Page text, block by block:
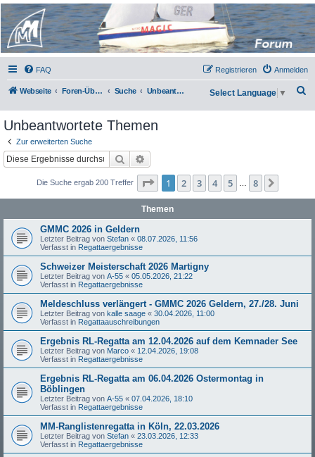
Micro Magic Forum
Deutschland
FAQ Anmelden
Registrieren
Webseite Foren-Übersicht Suche Unbeantwortete Themen Select Language ▼
Unbeantwortete Themen
Zur erweiterten Suche
Suche
Die Suche ergab 200 Treffer Seite 1von
1 2 3 4 5 8
Themen
GMMC 2026 in Geldern
Letzter Beitrag von Stefan « 08.07.2026, 11:56
Verfasst in Regattaergebnisse
Schweizer Meisterschaft 2026 Martigny
Letzter Beitrag von A-55 « 05.05.2026, 21:22
Verfasst in Regattaergebnisse
Meldeschluss verlängert - GMMC 2026 Geldern, 27./28. Juni
Letzter Beitrag von kalle saage « 30.04.2026, 11:00
Verfasst in Regattaauschreibungen
Ergebnis RL-Regatta am 12.04.2026 auf dem Kemnader See
Letzter Beitrag von Marco « 12.04.2026, 19:08
Verfasst in Regattaergebnisse
Ergebnis RL-Regatta am 06.04.2026 Ostermontag in
Böblingen
Letzter Beitrag von A-55 « 07.04.2026, 18:10
Verfasst in Regattaergebnisse
MM-Ranglistenregatta in Köln, 22.03.2026
Letzter Beitrag von Stefan « 23.03.2026, 12:33
Verfasst in Regattaergebnisse